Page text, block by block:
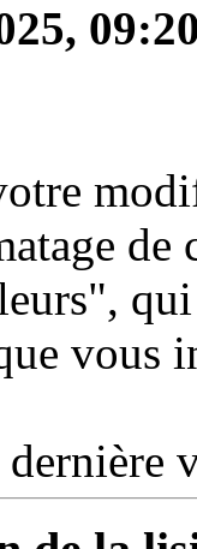
de
vous